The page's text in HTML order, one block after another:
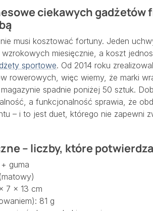
ciekawych gadżetów
musi kosztować fortuny. Jeden
miesięcznie, a koszt
sportowe. Od 2014 roku
rowerowych, więc wiemy, że marki
spadnie poniżej 50 sztuk.
a funkcjonalność sprawia, że
– i to jest duet, którego nie zapewni
– liczby, które
guma
7 × 13 cm
81 g